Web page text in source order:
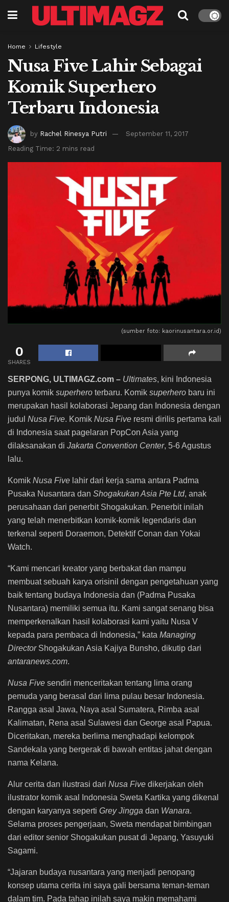
Home Lifestyle
Nusa Five Lahir Sebagai
Komik Superhero
Terbaru Indonesia
by Rachel Rinesya Putri
September 11, 2017
Reading Time: 2 mins read
(sumber foto: kaorinusantara.or.id)
0
SHARES
SERPONG, ULTIMAGZ.com – Ultimates, kini Indonesia
punya komik superhero terbaru. Komik superhero baru ini
merupakan hasil kolaborasi Jepang dan Indonesia dengan
judul Nusa Five. Komik Nusa Five resmi dirilis pertama kali
di Indonesia saat pagelaran PopCon Asia yang
dilaksanakan di Jakarta Convention Center, 5-6 Agustus
lalu.
Komik Nusa Five lahir dari kerja sama antara Padma
Pusaka Nusantara dan Shogakukan Asia Pte Ltd, anak
perusahaan dari penerbit Shogakukan. Penerbit inilah
yang telah menerbitkan komik-komik legendaris dan
terkenal seperti Doraemon, Detektif Conan dan Yokai
Watch.
“Kami mencari kreator yang berbakat dan mampu
membuat sebuah karya orisinil dengan pengetahuan yang
baik tentang budaya Indonesia dan (Padma Pusaka
Nusantara) memiliki semua itu. Kami sangat senang bisa
memperkenalkan hasil kolaborasi kami yaitu Nusa V
kepada para pembaca di Indonesia,” kata Managing
Director Shogakukan Asia Kajiya Bunsho, dikutip dari
antaranews.com.
Nusa Five sendiri menceritakan tentang lima orang
pemuda yang berasal dari lima pulau besar Indonesia.
Rangga asal Jawa, Naya asal Sumatera, Rimba asal
Kalimatan, Rena asal Sulawesi dan George asal Papua.
Diceritakan, mereka berlima menghadapi kelompok
Sandekala yang bergerak di bawah entitas jahat dengan
nama Kelana.
Alur cerita dan ilustrasi dari Nusa Five dikerjakan oleh
ilustrator komik asal Indonesia Sweta Kartika yang dikenal
dengan karyanya seperti Grey Jingga dan Wanara.
Selama proses pengerjaan, Sweta mendapat bimbingan
dari editor senior Shogakukan pusat di Jepang, Yasuyuki
Sagami.
“Jajaran budaya nusantara yang menjadi penopang
konsep utama cerita ini saya gali bersama teman-teman
dalam tim. Pada tahap inilah saya makin memahami